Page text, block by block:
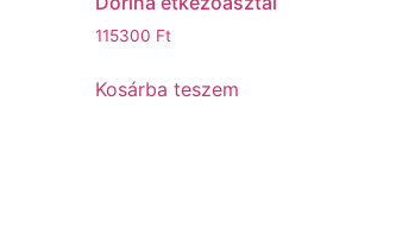
115300 Ft
Kosárba teszem